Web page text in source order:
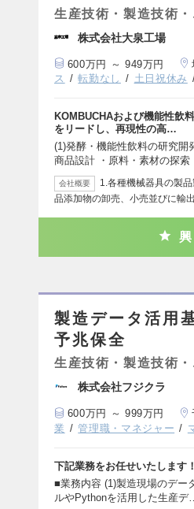
生産技術・製造技術
株式会社大泉工場
600万円 ～ 949万円
ス
転勤なし 土日祝休み
KOMBUCHAおよび機能性飲
をリードし、再現性の高…
(1)発酵・機能性飲料の研究開
商品設計 ・原料・素材の探
会社概要
1.各種機械器具の製
品添加物の卸売、小売並びに輸
製造データ活用
予兆保全
生産技術・製造技術
株式会社フジクラ
600万円 ～ 999万円
業
管理職・マネジャー
下記業務をお任せいたします！
■業務内容 (1)製造現場のデー
ルやPythonを活用した生産デ…